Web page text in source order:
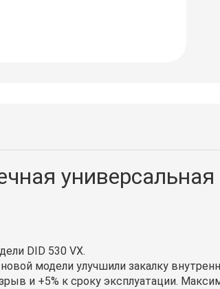
DID 530 VX.
модели улучшили закалку
и +5% к сроку эксплуатации.